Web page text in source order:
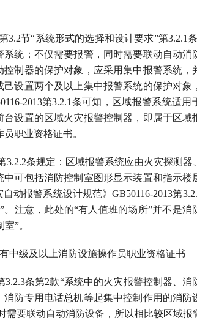
节“系统形式的选择和设计要求”第3.2.1
统；不仅需要报警，同时需要联动自动消
制器的保护对象，应采用集中报警系统，
设置两个及以上集中报警系统的保护对象
2013第3.2.1条可知，区域报警系统适用
设置的区域火灾报警控制器，即属于区域
职业资格证书。
条规定：区域报警系统应由火灾探测器
可包括消防控制室图形显示装置和指示楼
报警系统设计规范》GB50116-2013第
注意，此处的“有人值班的场所”并不是消
”。
中级及以上消防设施操作员职业资格证书
条第2款“系统中的火灾报警控制器、消
防专用电话总机等起集中控制作用的消防
要联动自动消防设备，所以相比较区域报